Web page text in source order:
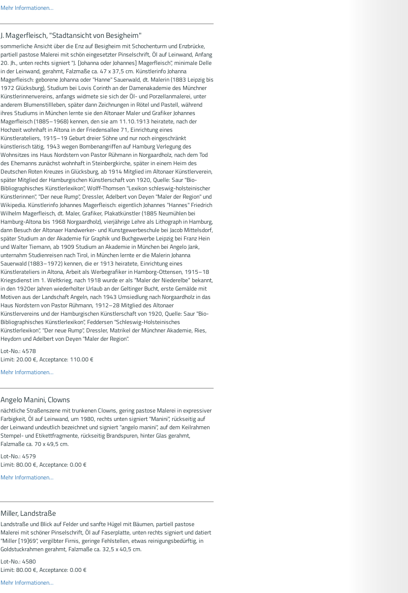
Mehr Informationen...
J. Magerfleisch, "Stadtansicht von Besigheim"
sommerliche Ansicht über die Enz auf Besigheim mit Schochenturm und Enzbrücke,
partiell pastose Malerei mit schön eingesetzter Pinselschrift, Öl auf Leinwand, Anfang
20. Jh., unten rechts signiert "J. [Johanna oder Johannes] Magerfleisch", minimale Delle
in der Leinwand, gerahmt, Falzmaße ca. 47 x 37,5 cm. Künstlerinfo Johanna
Magerfleisch: geborene Johanna oder "Hanne" Sauerwald, dt. Malerin (1883 Leipzig bis
1972 Glücksburg), Studium bei Lovis Corinth an der Damenakademie des Münchner
Künstlerinnenvereins, anfangs widmete sie sich der Öl- und Porzellanmalerei, unter
anderem Blumenstillleben, später dann Zeichnungen in Rötel und Pastell, während
ihres Studiums in München lernte sie den Altonaer Maler und Grafiker Johannes
Magerfleisch (1885–1968) kennen, den sie am 11.10.1913 heiratete, nach der
Hochzeit wohnhaft in Altona in der Friedensallee 71, Einrichtung eines
Künstlerateliers, 1915–19 Geburt dreier Söhne und nur noch eingeschränkt
künstlerisch tätig, 1943 wegen Bombenangriffen auf Hamburg Verlegung des
Wohnsitzes ins Haus Nordstern von Pastor Rühmann in Norgaardholz, nach dem Tod
des Ehemanns zunächst wohnhaft in Steinbergkirche, später in einem Heim des
Deutschen Roten Kreuzes in Glücksburg, ab 1914 Mitglied im Altonaer Künstlerverein,
später Mitglied der Hamburgischen Künstlerschaft von 1920, Quelle: Saur "Bio-
Bibliographisches Künstlerlexikon", Wolff-Thomsen "Lexikon schleswig-holsteinischer
Künstlerinnen", "Der neue Rump", Dressler, Adelbert von Deyen "Maler der Region" und
Wikipedia. Künstlerinfo Johannes Magerfleisch: eigentlich Johannes "Hannes" Friedrich
Wilhelm Magerfleisch, dt. Maler, Grafiker, Plakatkünstler (1885 Neumühlen bei
Hamburg-Altona bis 1968 Norgaardholz), vierjährige Lehre als Lithograph in Hamburg,
dann Besuch der Altonaer Handwerker- und Kunstgewerbeschule bei Jacob Mittelsdorf,
später Studium an der Akademie für Graphik und Buchgewerbe Leipzig bei Franz Hein
und Walter Tiemann, ab 1909 Studium an Akademie in München bei Angelo Jank,
unternahm Studienreisen nach Tirol, in München lernte er die Malerin Johanna
Sauerwald (1883–1972) kennen, die er 1913 heiratete, Einrichtung eines
Künstlerateliers in Altona, Arbeit als Werbegrafiker in Hamborg-Ottensen, 1915–18
Kriegsdienst im 1. Weltkrieg, nach 1918 wurde er als “Maler der Niederelbe” bekannt,
in den 1920er Jahren wiederholter Urlaub an der Geltinger Bucht, erste Gemälde mit
Motiven aus der Landschaft Angeln, nach 1943 Umsiedlung nach Norgaardholz in das
Haus Nordstern von Pastor Rühmann, 1912–28 Mitglied des Altonaer
Künstlervereins und der Hamburgischen Künstlerschaft von 1920, Quelle: Saur "Bio-
Bibliographisches Künstlerlexikon", Feddersen "Schleswig-Holsteinisches
Künstlerlexikon", "Der neue Rump", Dressler, Matrikel der Münchner Akademie, Ries,
Heydorn und Adelbert von Deyen "Maler der Region".
Lot-No.: 4578
Limit: 20.00 €, Acceptance: 110.00 €
Mehr Informationen...
Angelo Manini, Clowns
nächtliche Straßenszene mit trunkenen Clowns, gering pastose Malerei in expressiver
Farbigkeit, Öl auf Leinwand, um 1980, rechts unten signiert "Manini", rückseitig auf
der Leinwand undeutlich bezeichnet und signiert "angelo manini", auf dem Keilrahmen
Stempel- und Etikettfragmente, rückseitig Brandspuren, hinter Glas gerahmt,
Falzmaße ca. 70 x 49,5 cm.
Lot-No.: 4579
Limit: 80.00 €, Acceptance: 0.00 €
Mehr Informationen...
Miller, Landstraße
Landstraße und Blick auf Felder und sanfte Hügel mit Bäumen, partiell pastose
Malerei mit schöner Pinselschrift, Öl auf Faserplatte, unten rechts signiert und datiert
"Miller [19]69", vergilbter Firnis, geringe Fehlstellen, etwas reinigungsbedürftig, in
Goldstuckrahmen gerahmt, Falzmaße ca. 32,5 x 40,5 cm.
Lot-No.: 4580
Limit: 80.00 €, Acceptance: 0.00 €
Mehr Informationen...